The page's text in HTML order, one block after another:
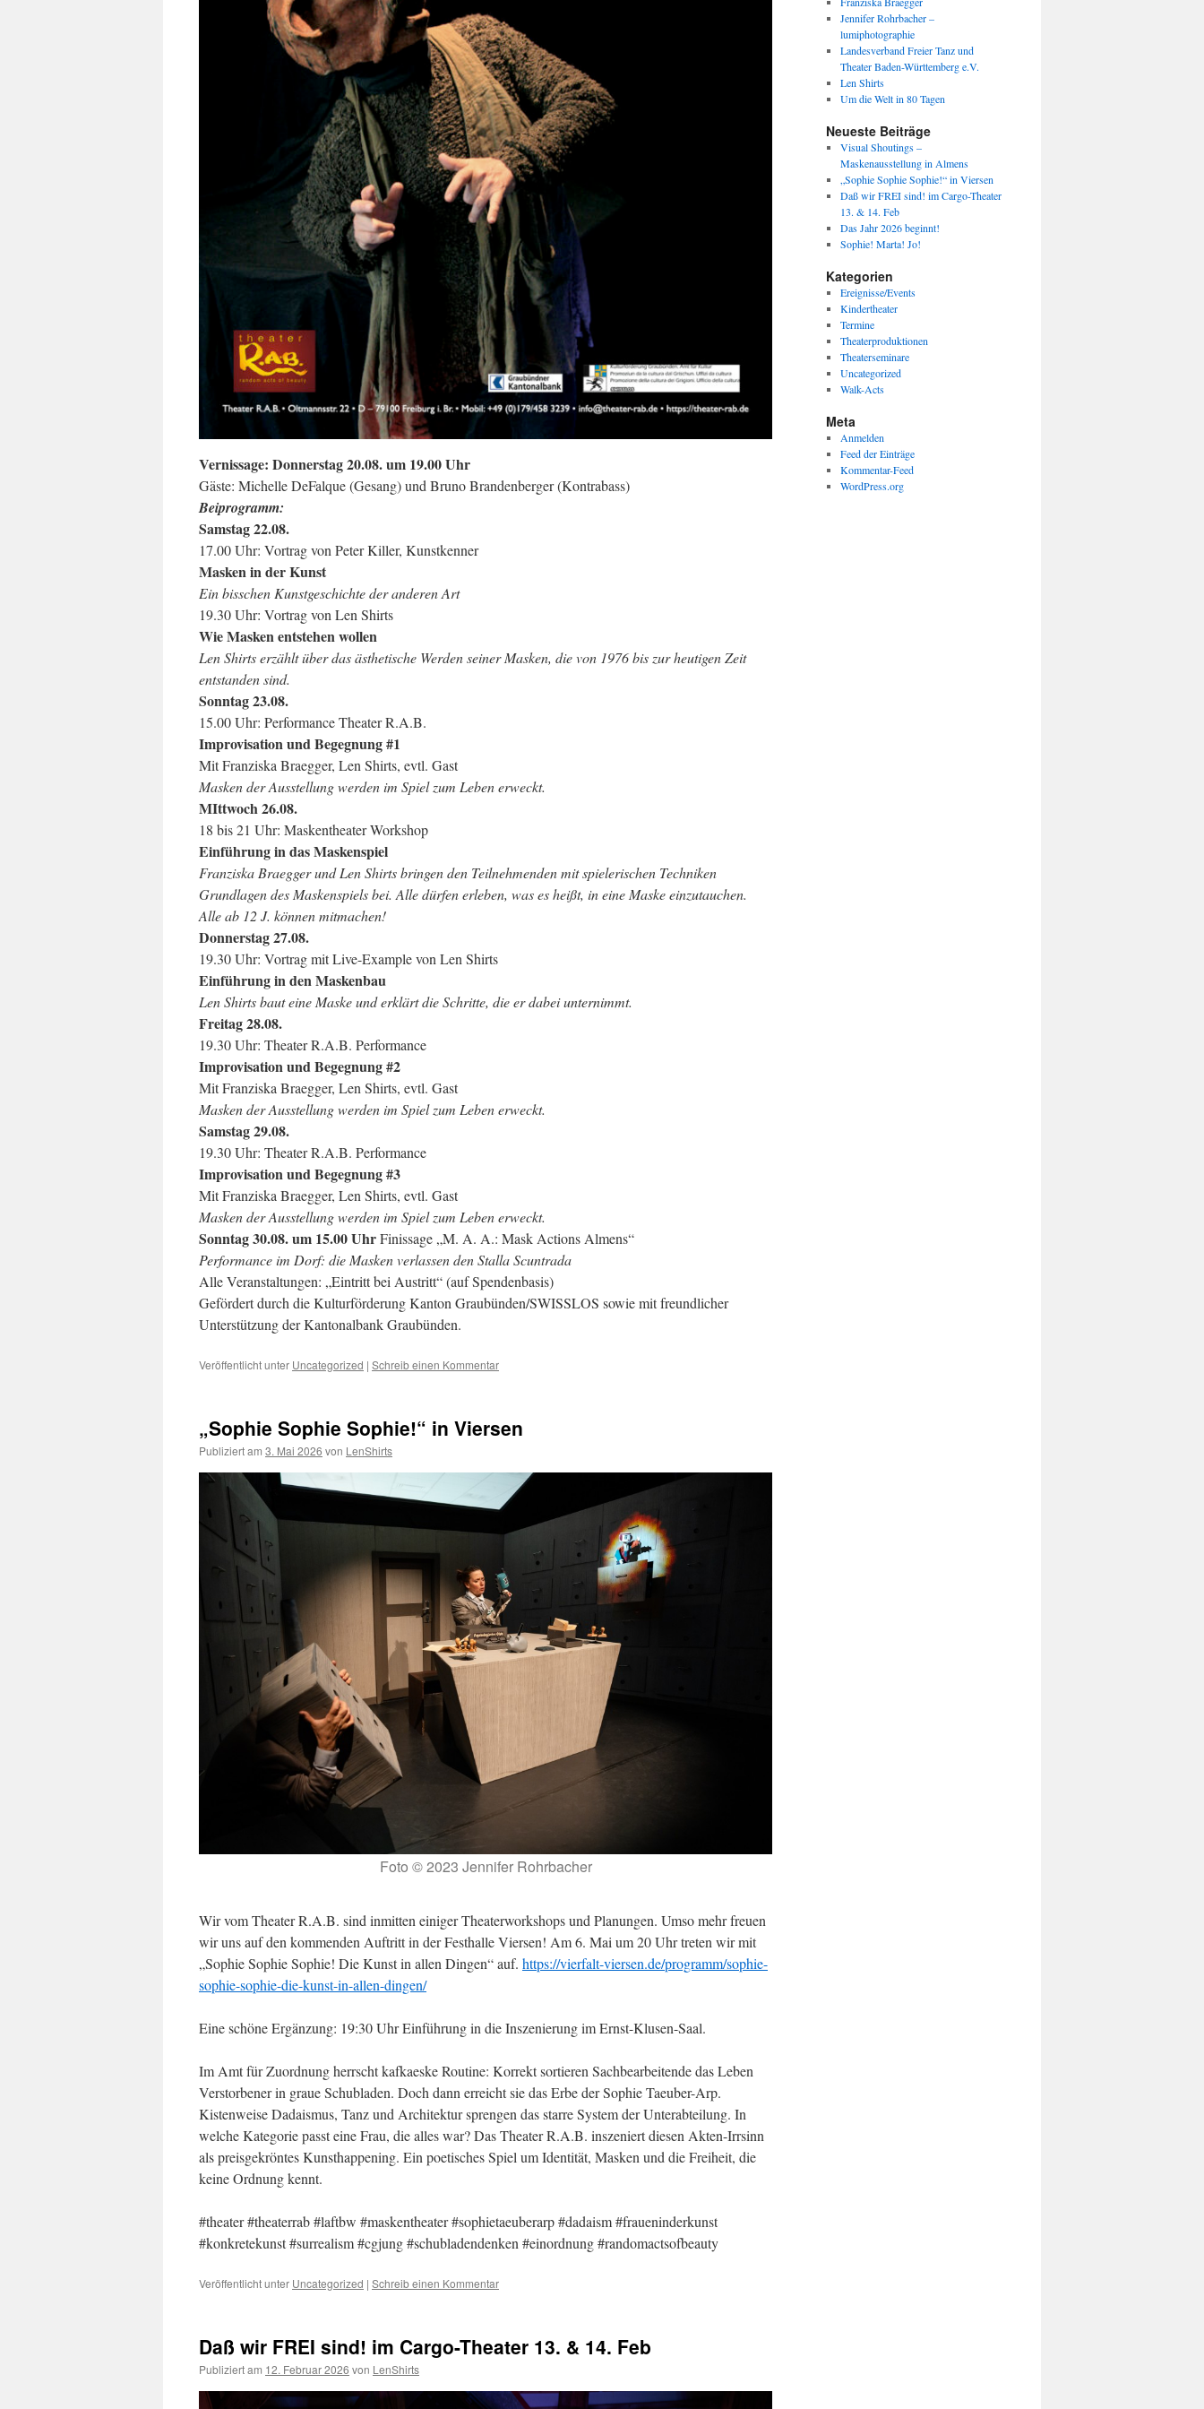
Vernissage: Donnerstag 20.08. um 19.00 Uhr
Gäste: Michelle DeFalque (Gesang) und Bruno Brandenberger (Kontrabass)
Beiprogramm:
Samstag 22.08.
17.00 Uhr: Vortrag von Peter Killer, Kunstkenner
Masken in der Kunst
Ein bisschen Kunstgeschichte der anderen Art
19.30 Uhr: Vortrag von Len Shirts
Wie Masken entstehen wollen
Len Shirts erzählt über das ästhetische Werden seiner Masken, die von 1976 bis zur heutigen Zeit
entstanden sind.
Sonntag 23.08.
15.00 Uhr: Performance Theater R.A.B.
Improvisation und Begegnung #1
Mit Franziska Braegger, Len Shirts, evtl. Gast
Masken der Ausstellung werden im Spiel zum Leben erweckt.
MIttwoch 26.08.
18 bis 21 Uhr: Maskentheater Workshop
Einführung in das Maskenspiel
Franziska Braegger und Len Shirts bringen den Teilnehmenden mit spielerischen Techniken
Grundlagen des Maskenspiels bei. Alle dürfen erleben, was es heißt, in eine Maske einzutauchen.
Alle ab 12 J. können mitmachen!
Donnerstag 27.08.
19.30 Uhr: Vortrag mit Live-Example von Len Shirts
Einführung in den Maskenbau
Len Shirts baut eine Maske und erklärt die Schritte, die er dabei unternimmt.
Freitag 28.08.
19.30 Uhr: Theater R.A.B. Performance
Improvisation und Begegnung #2
Mit Franziska Braegger, Len Shirts, evtl. Gast
Masken der Ausstellung werden im Spiel zum Leben erweckt.
Samstag 29.08.
19.30 Uhr: Theater R.A.B. Performance
Improvisation und Begegnung #3
Mit Franziska Braegger, Len Shirts, evtl. Gast
Masken der Ausstellung werden im Spiel zum Leben erweckt.
Sonntag 30.08. um 15.00 UhrFinissage „M. A. A.: Mask Actions Almens“
Performance im Dorf: die Masken verlassen den Stalla Scuntrada
Alle Veranstaltungen: „Eintritt bei Austritt“ (auf Spendenbasis)
Gefördert durch die Kulturförderung Kanton Graubünden/SWISSLOS sowie mit freundlicher
Unterstützung der Kantonalbank Graubünden.
Veröffentlicht unter Uncategorized | Schreib einen Kommentar
„Sophie Sophie Sophie!“ in Viersen
Publiziert am 3. Mai 2026 von LenShirts
Foto © 2023 Jennifer Rohrbacher
Wir vom Theater R.A.B. sind inmitten einiger Theaterworkshops und Planungen. Umso mehr freuen
wir uns auf den kommenden Auftritt in der Festhalle Viersen! Am 6. Mai um 20 Uhr treten wir mit
„Sophie Sophie Sophie! Die Kunst in allen Dingen“ auf. https://vierfalt-viersen.de/programm/sophie-
sophie-sophie-die-kunst-in-allen-dingen/
Eine schöne Ergänzung: 19:30 Uhr Einführung in die Inszenierung im Ernst-Klusen-Saal.
Im Amt für Zuordnung herrscht kafkaeske Routine: Korrekt sortieren Sachbearbeitende das Leben
Verstorbener in graue Schubladen. Doch dann erreicht sie das Erbe der Sophie Taeuber-Arp.
Kistenweise Dadaismus, Tanz und Architektur sprengen das starre System der Unterabteilung. In
welche Kategorie passt eine Frau, die alles war? Das Theater R.A.B. inszeniert diesen Akten-Irrsinn
als preisgekröntes Kunsthappening. Ein poetisches Spiel um Identität, Masken und die Freiheit, die
keine Ordnung kennt.
#theater #theaterrab #laftbw #maskentheater #sophietaeuberarp #dadaism #fraueninderkunst
#konkretekunst #surrealism #cgjung #schubladendenken #einordnung #randomactsofbeauty
Veröffentlicht unter Uncategorized | Schreib einen Kommentar
Daß wir FREI sind! im Cargo-Theater 13. & 14. Feb
Publiziert am 12. Februar 2026 von LenShirts
Jennifer Rohrbacher –
lumiphotographie
Landesverband Freier Tanz und
Theater Baden-Württemberg e.V.
Len Shirts
Um die Welt in 80 Tagen
Neueste Beiträge
Visual Shoutings –
Maskenausstellung in Almens
„Sophie Sophie Sophie!“ in Viersen
Daß wir FREI sind! im Cargo-Theater
13. & 14. Feb
Das Jahr 2026 beginnt!
Sophie! Marta! Jo!
Kategorien
Ereignisse/Events
Kindertheater
Termine
Theaterproduktionen
Theaterseminare
Uncategorized
Walk-Acts
Meta
Anmelden
Feed der Einträge
Kommentar-Feed
WordPress.org